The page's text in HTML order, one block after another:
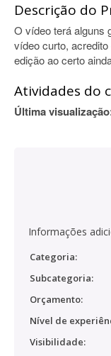
Descrição do
O vídeo terá alguns
vídeo curto,
edição ao certo
Atividades do
Última
Informações
Categoria:
Subcategoria:
Orçamento:
Nível de
Visibilidade: